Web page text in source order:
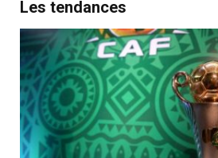
Les tendances